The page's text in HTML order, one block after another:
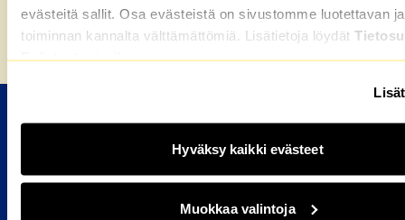
evästeitä sallit. Osa evästeistä on sivustomme luotettavan
toiminnan kannalta välttämättömiä. Lisätietoja löydät
Evästeet-sivuiltamme.
Hyväksy kaikki evästeet
Muokkaa valintoja
Etusivu»Sisusta lisää tilaa